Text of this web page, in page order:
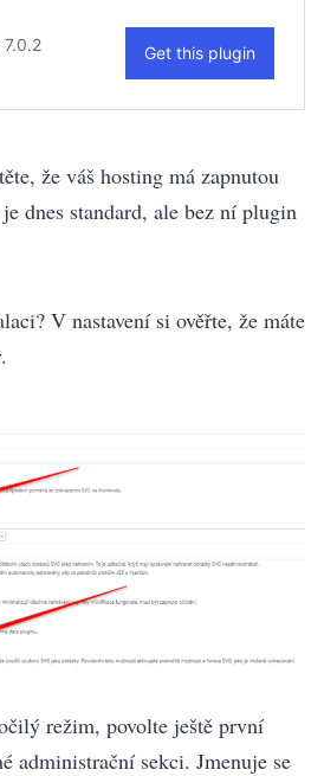
že váš hosting má zapnutou
dnes standard, ale bez ní plugin
V nastavení si ověřte, že máte
režim, povolte ještě první
administrační sekci. Jmenuje se